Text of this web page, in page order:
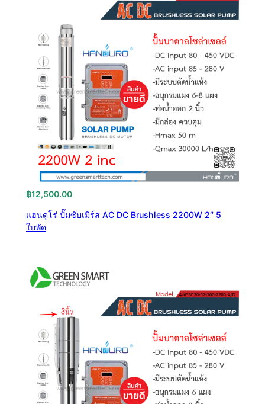
฿12,500.00
แฮนดูโร่ ปั๊มซับเมิร์ส AC DC Brushless 2200W 2″ 5
ใบพัด